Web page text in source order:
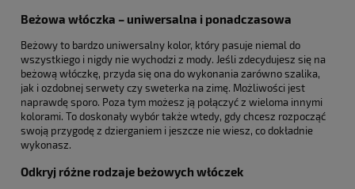
Beżowa włóczka – uniwersalna i ponadczasowa
Beżowy to bardzo uniwersalny kolor, który pasuje niemal do
wszystkiego i nigdy nie wychodzi z mody. Jeśli zdecydujesz się na
beżową włóczkę, przyda się ona do wykonania zarówno szalika,
jak i ozdobnej serwety czy sweterka na zimę. Możliwości jest
naprawdę sporo. Poza tym możesz ją połączyć z wieloma innymi
kolorami. To doskonały wybór także wtedy, gdy chcesz rozpocząć
swoją przygodę z dzierganiem i jeszcze nie wiesz, co dokładnie
wykonasz.
Odkryj różne rodzaje beżowych włóczek